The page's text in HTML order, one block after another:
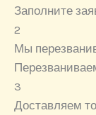
Заполните
2
Мы
3
Доставляем